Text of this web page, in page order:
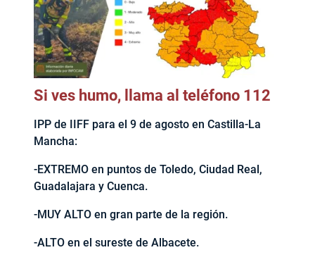
Si ves humo, llama al teléfono 112
IPP de IIFF para el 9 de agosto en Castilla-La
Mancha:
-EXTREMO en puntos de Toledo, Ciudad Real,
Guadalajara y Cuenca.
-MUY ALTO en gran parte de la región.
-ALTO en el sureste de Albacete.